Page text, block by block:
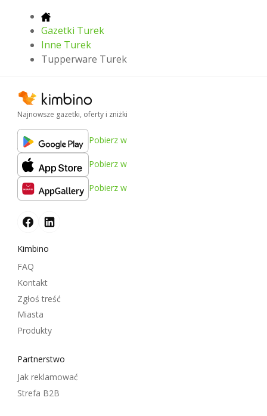
Gazetki Turek
Inne Turek
Tupperware Turek
Najnowsze gazetki, oferty i zniżki
Pobierz w
Pobierz w
Pobierz w
Kimbino
FAQ
Kontakt
Zgłoś treść
Miasta
Produkty
Partnerstwo
Jak reklamować
Strefa B2B